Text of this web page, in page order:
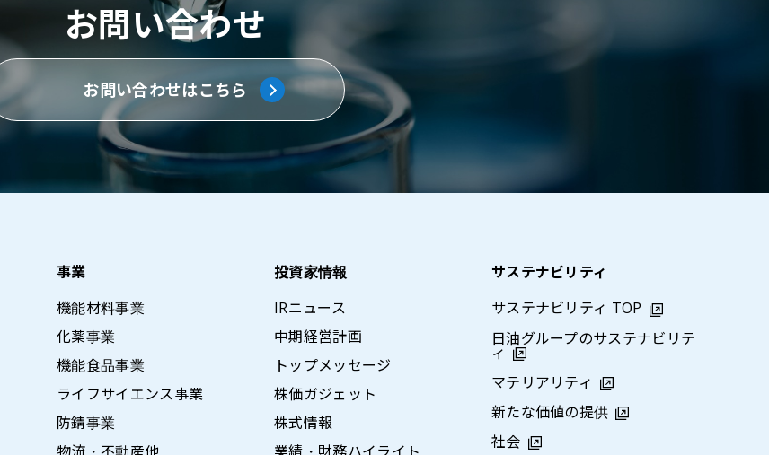
お問い合わせ
お問い合わせはこちら
事業
機能材料事業
化薬事業
機能食品事業
ライフサイエンス事業
防錆事業
投資家情報
IRニュース
中期経営計画
トップメッセージ
株価ガジェット
株式情報
サステナビリティ
サステナビリティ TOP
日油グループのサステナビリテ
ィ
マテリアリティ
新たな価値の提供
社会